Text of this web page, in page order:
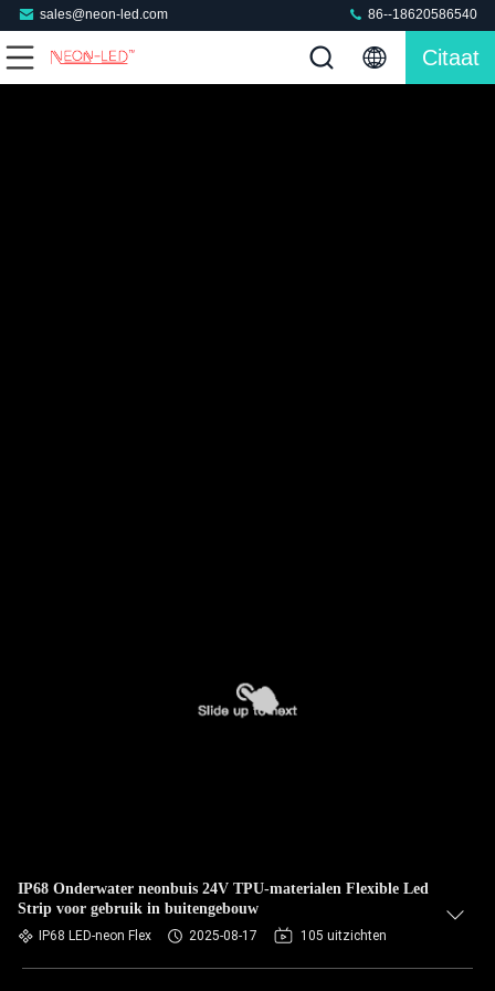
sales@neon-led.com 86--18620586540
Citaat
IP68 Onderwater neonbuis 24V TPU-materialen Flexible Led
Strip voor gebruik in buitengebouw
IP68 LED-neon Flex 2025-08-17 105 uitzichten